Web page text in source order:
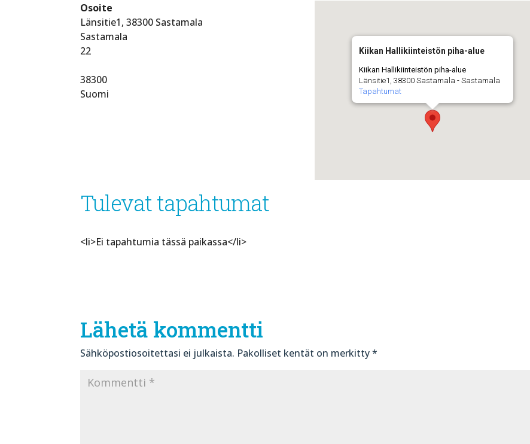
Kiikan Hallikiinteistön piha-alue
Kiikan Hallikiinteistön piha-alue
Länsitie1, 38300 Sastamala - Sastamala
Tapahtumat
Osoite
Länsitie1, 38300 Sastamala
Sastamala
22
38300
Suomi
Tulevat tapahtumat
<li>Ei tapahtumia tässä paikassa</li>
Lähetä kommentti
Sähköpostiosoitettasi ei julkaista. Pakolliset kentät on merkitty*